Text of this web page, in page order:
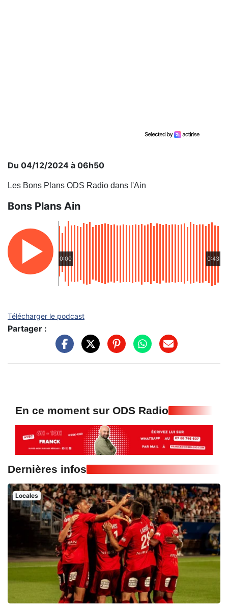
Du 04/12/2024 à 06h50
Les Bons Plans ODS Radio dans l'Ain
Bons Plans Ain
0:00 0:43
Télécharger le podcast
Partager :
En ce moment sur ODS Radio
Dernières infos
Locales